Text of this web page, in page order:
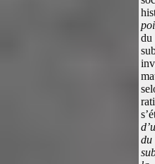
du